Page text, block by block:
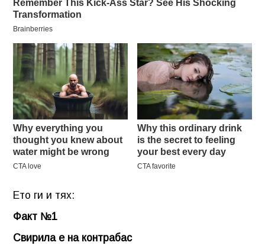
Ето ги и тях:
Факт №1
Свирила е на контрабас